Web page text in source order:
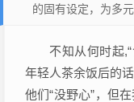
的固有设定，为多
不知从何时起
年轻人茶余饭后的
他们“没野心”，但